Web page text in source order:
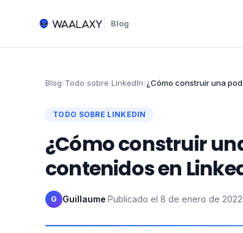
Blog
Blog›Todo sobre LinkedIn›¿Cómo construir una
TODO SOBRE LINKEDIN
¿Cómo construir
contenidos en
G Guillaume·Publicado el 8 de enero de 2022